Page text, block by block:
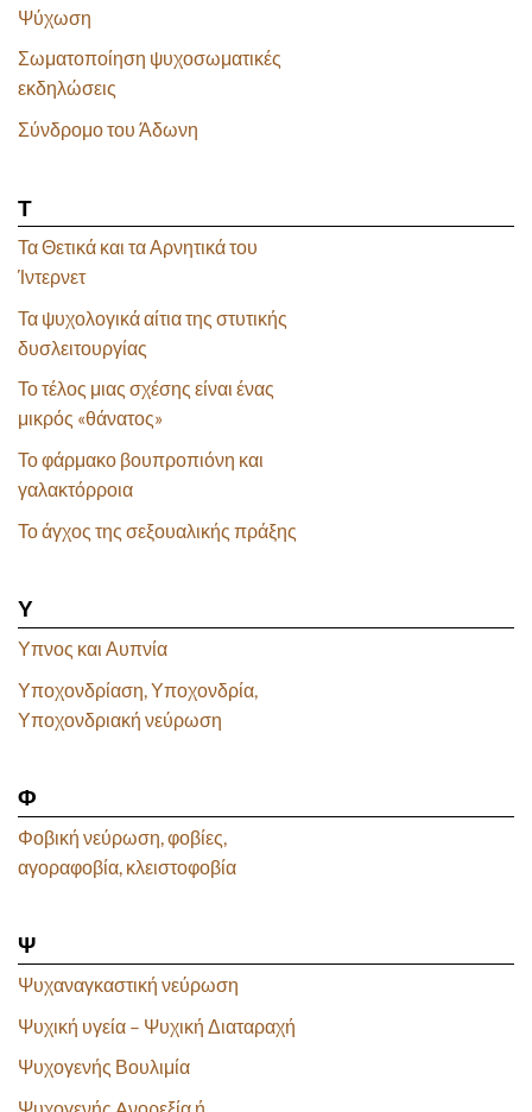
Ψύχωση
Σωματοποίηση ψυχοσωματικές
εκδηλώσεις
Σύνδρομο του Άδωνη
Τ
Τα Θετικά και τα Αρνητικά του
Ίντερνετ
Τα ψυχολογικά αίτια της στυτικής
δυσλειτουργίας
Το τέλος μιας σχέσης είναι ένας
μικρός «θάνατος»
Το φάρμακο βουπροπιόνη και
γαλακτόρροια
Το άγχος της σεξουαλικής πράξης
Υ
Υπνος και Αυπνία
Υποχονδρίαση, Υποχονδρία,
Υποχονδριακή νεύρωση
Φ
Φοβική νεύρωση, φοβίες,
αγοραφοβία, κλειστοφοβία
Ψ
Ψυχαναγκαστική νεύρωση
Ψυχική υγεία – Ψυχική Διαταραχή
Ψυχογενής Βουλιμία